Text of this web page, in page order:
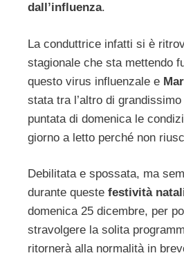
dall’influenza.
La conduttrice infatti si è
stagionale che sta mettendo
questo virus influenzale e
stata tra l’altro di
puntata di domenica le
giorno a letto perché non
Debilitata e spossata, ma
durante queste festività
domenica 25 dicembre, per
stravolgere la solita
ritornerà alla normalità in